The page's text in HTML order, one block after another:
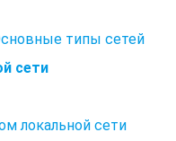
типы сетей
сети
локальной сети